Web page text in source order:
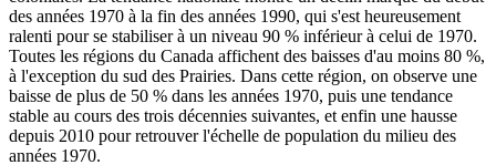
des années 1970 à la fin des années 1990, qui s'est heureusement
ralenti pour se stabiliser à un niveau 90 % inférieur à celui de 1970.
Toutes les régions du Canada affichent des baisses d'au moins 80 %,
à l'exception du sud des Prairies. Dans cette région, on observe une
baisse de plus de 50 % dans les années 1970, puis une tendance
stable au cours des trois décennies suivantes, et enfin une hausse
depuis 2010 pour retrouver l'échelle de population du milieu des
années 1970.